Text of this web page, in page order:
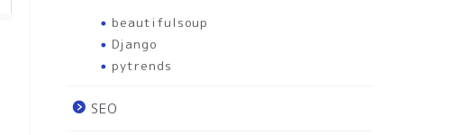
beautifulsoup
Django
pytrends
SEO